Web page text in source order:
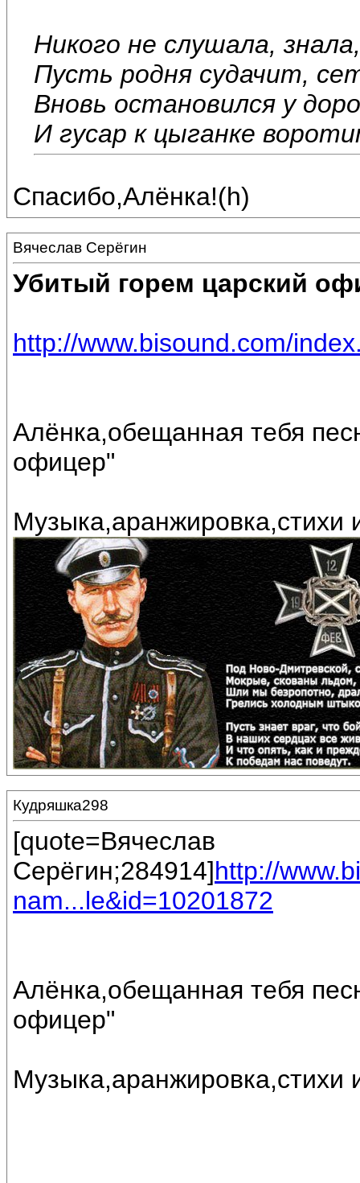
Никого не слушала,
Пусть родня судачит,
Вновь остановился у
И гусар к цыганке
Спасибо,Алёнка!(h)
Вячеслав Серёгин
Убитый горем царский
http://www.bisound.com/
Алёнка,обещанная тебя
офицер"
Музыка,аранжировка,стихи
Кудряшка298
[quote=Вячеслав
Серёгин;284914]http://
nam...le&id=10201872
Алёнка,обещанная тебя
офицер"
Музыка,аранжировка,стихи